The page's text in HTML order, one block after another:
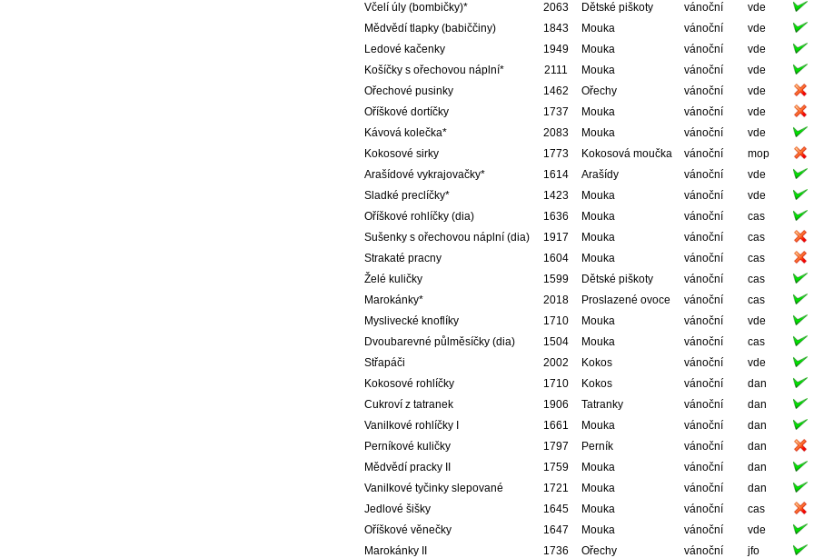
Včelí úly (bombičky)*
2063 Dětské piškoty vánoční vde
Mědvědí tlapky (babiččiny)
1843 Mouka vánoční vde
Ledové kačenky
1949 Mouka vánoční vde
Košíčky s ořechovou náplní*
2111 Mouka vánoční vde
Ořechové pusinky
1462 Ořechy vánoční vde
Oříškové dortíčky
1737 Mouka vánoční vde
Kávová kolečka*
2083 Mouka vánoční vde
Kokosové sirky
1773 Kokosová moučka vánoční mop
Arašídové vykrajovačky*
1614 Arašídy vánoční vde
Sladké preclíčky*
1423 Mouka vánoční vde
Oříškové rohlíčky (dia)
1636 Mouka vánoční cas
Sušenky s ořechovou náplní (dia)
1917 Mouka vánoční cas
Strakaté pracny
1604 Mouka vánoční cas
Želé kuličky
1599 Dětské piškoty vánoční cas
Marokánky*
2018 Proslazené ovoce vánoční cas
Myslivecké knoflíky
1710 Mouka vánoční vde
Dvoubarevné půlměsíčky (dia)
1504 Mouka vánoční cas
Střapáči
2002 Kokos vánoční vde
Kokosové rohlíčky
1710 Kokos vánoční dan
Cukroví z tatranek
1906 Tatranky vánoční dan
Vanilkové rohlíčky I
1661 Mouka vánoční dan
Perníkové kuličky
1797 Perník vánoční dan
Mědvědí pracky II
1759 Mouka vánoční dan
Vanilkové tyčinky slepované
1721 Mouka vánoční dan
Jedlové šišky
1645 Mouka vánoční cas
Oříškové věnečky
1647 Mouka vánoční vde
Marokánky II
1736 Ořechy vánoční jfo